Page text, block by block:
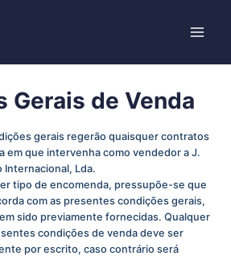
Gerais de Venda
gerais regerão quaisquer contratos
em que intervenha como vendedor a J.
Internacional, Lda.
tipo de encomenda, pressupõe-se que
com as presentes condições gerais,
sido previamente fornecidas. Qualquer
condições de venda deve ser
por escrito, caso contrário será